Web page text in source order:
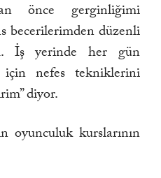
önce gerginliğimi
becerilerimden düzenli
İş yerinde her gün
için nefes tekniklerini
diyor.
oyunculuk kurslarının